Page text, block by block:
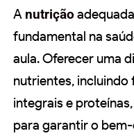
A nutrição
fundamental na
aula. Oferecer uma
nutrientes, incluindo
integrais e
para garantir o